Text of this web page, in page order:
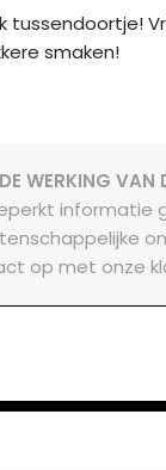
tussendoortje!
smaken!
WERKING VAN
op met onze